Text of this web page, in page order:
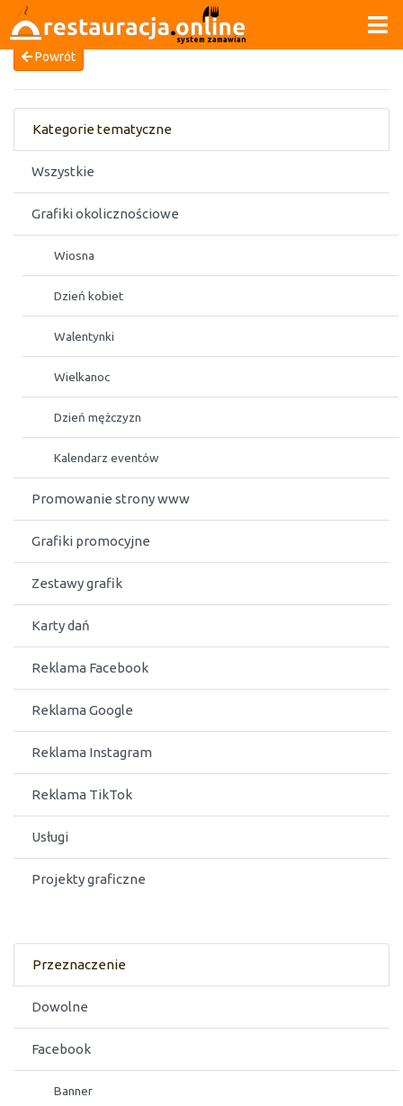
system zamawiania
Powrót
Kategorie tematyczne
Wszystkie
Grafiki okolicznościowe
Wiosna
Dzień kobiet
Walentynki
Wielkanoc
Dzień mężczyzn
Kalendarz eventów
Promowanie strony www
Grafiki promocyjne
Zestawy grafik
Karty dań
Reklama Facebook
Reklama Google
Reklama Instagram
Reklama TikTok
Usługi
Projekty graficzne
Przeznaczenie
Dowolne
Facebook
Banner